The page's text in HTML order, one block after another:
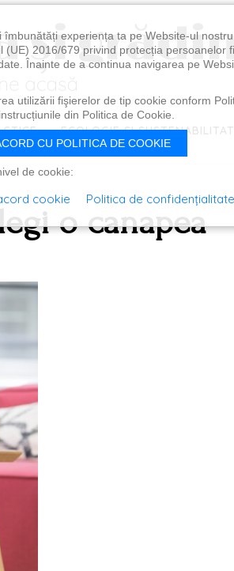
ECOLOGIE ȘI
o canapea
experiența ta pe Website-ul
2016/679 privind protecția persoanelor
Înainte de a continua navigarea pe
utilizării fişierelor de tip cookie conform
din Politica de Cookie.
CU POLITICA DE COOKIE
de cookie:
cookie Politica de confidențialitate